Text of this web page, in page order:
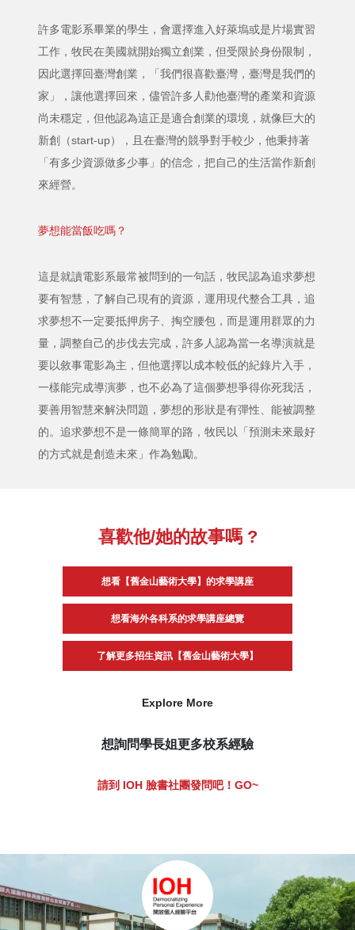
許多電影系畢業的學生，會選擇進入好萊塢或是片場實習
工作，牧民在美國就開始獨立創業，但受限於身份限制，
因此選擇回臺灣創業，「我們很喜歡臺灣，臺灣是我們的
家」，讓他選擇回來，儘管許多人勸他臺灣的產業和資源
尚未穩定，但他認為這正是適合創業的環境，就像巨大的
新創（start-up），且在臺灣的競爭對手較少，他秉持著
「有多少資源做多少事」的信念，把自己的生活當作新創
來經營。
夢想能當飯吃嗎？
這是就讀電影系最常被問到的一句話，牧民認為追求夢想
要有智慧，了解自己現有的資源，運用現代整合工具，追
求夢想不一定要抵押房子、掏空腰包，而是運用群眾的力
量，調整自己的步伐去完成，許多人認為當一名導演就是
要以敘事電影為主，但他選擇以成本較低的紀錄片入手，
一樣能完成導演夢，也不必為了這個夢想爭得你死我活，
要善用智慧來解決問題，夢想的形狀是有彈性、能被調整
的。追求夢想不是一條簡單的路，牧民以「預測未來最好
的方式就是創造未來」作為勉勵。
喜歡他/她的故事嗎 ?
想看【舊金山藝術大學】的求學講座
想看海外各科系的求學講座總覽
了解更多招生資訊【舊金山藝術大學】
Explore More
想詢問學長姐更多校系經驗
請到 IOH 臉書社團發問吧！GO~